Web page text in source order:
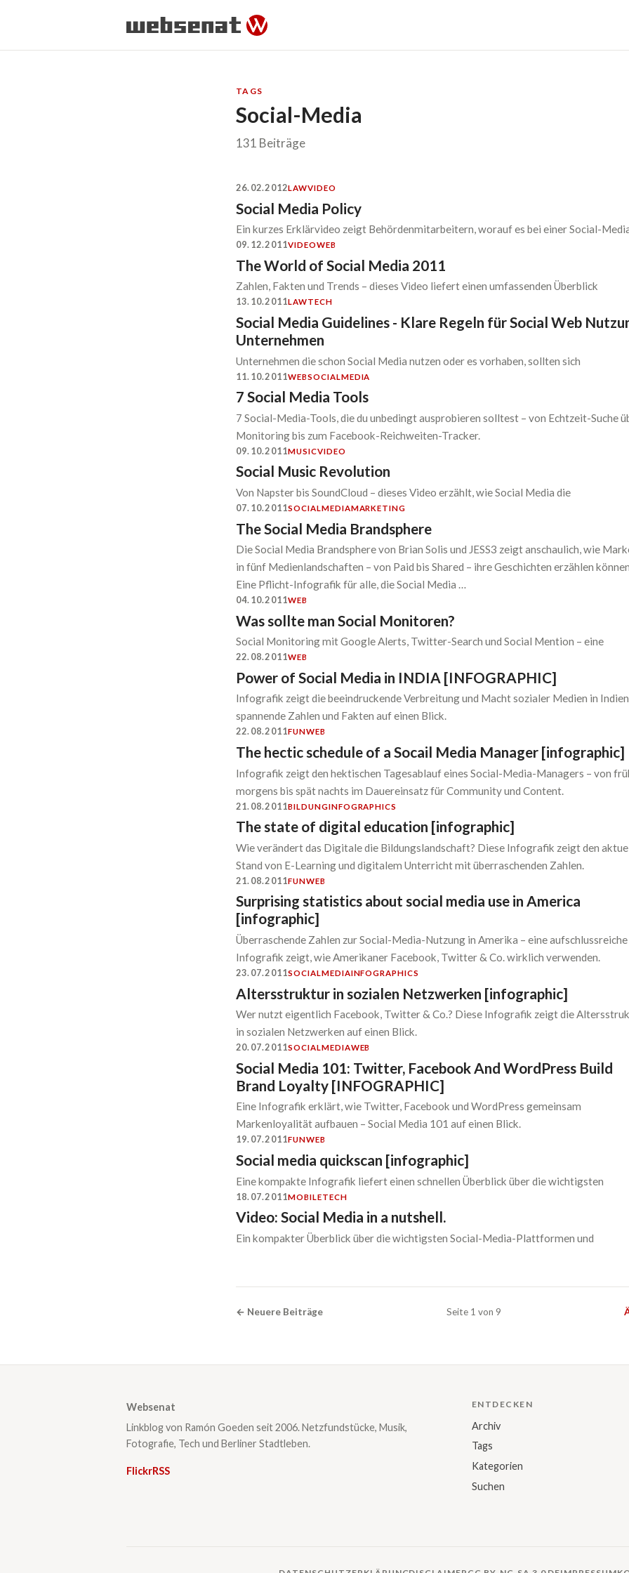
TAGS
Social-Media
131 Beiträge
26.02.2012LAWVIDEO
Social Media Policy
Ein kurzes Erklärvideo zeigt Behördenmitarbeitern, worauf es bei einer Social-
09.12.2011VIDEOWEB
The World of Social Media 2011
Zahlen, Fakten und Trends – dieses Video liefert einen umfassenden Überblick
13.10.2011LAWTECH
Social Media Guidelines - Klare Regeln für Social Web
Unternehmen
Unternehmen die schon Social Media nutzen oder es vorhaben, sollten sich
11.10.2011WEBSOCIALMEDIA
7 Social Media Tools
7 Social-Media-Tools, die du unbedingt ausprobieren solltest – von Echtzeit-Suche
Monitoring bis zum Facebook-Reichweiten-Tracker.
09.10.2011MUSICVIDEO
Social Music Revolution
Von Napster bis SoundCloud – dieses Video erzählt, wie Social Media die
07.10.2011SOCIALMEDIAMARKETING
The Social Media Brandsphere
Die Social Media Brandsphere von Brian Solis und JESS3 zeigt anschaulich, wie
in fünf Medienlandschaften – von Paid bis Shared – ihre Geschichten erzählen
Eine Pflicht-Infografik für alle, die Social Media …
04.10.2011WEB
Was sollte man Social Monitoren?
Social Monitoring mit Google Alerts, Twitter-Search und Social Mention – eine
22.08.2011WEB
Power of Social Media in INDIA [INFOGRAPHIC]
Infografik zeigt die beeindruckende Verbreitung und Macht sozialer Medien in
spannende Zahlen und Fakten auf einen Blick.
22.08.2011FUNWEB
The hectic schedule of a Socail Media Manager [infographic]
Infografik zeigt den hektischen Tagesablauf eines Social-Media-Managers – von
morgens bis spät nachts im Dauereinsatz für Community und Content.
21.08.2011BILDUNGINFOGRAPHICS
The state of digital education [infographic]
Wie verändert das Digitale die Bildungslandschaft? Diese Infografik zeigt den
Stand von E-Learning und digitalem Unterricht mit überraschenden Zahlen.
21.08.2011FUNWEB
Surprising statistics about social media use in America
[infographic]
Überraschende Zahlen zur Social-Media-Nutzung in Amerika – eine aufschlussreiche
Infografik zeigt, wie Amerikaner Facebook, Twitter & Co. wirklich verwenden.
23.07.2011SOCIALMEDIAINFOGRAPHICS
Altersstruktur in sozialen Netzwerken [infographic]
Wer nutzt eigentlich Facebook, Twitter & Co.? Diese Infografik zeigt die
in sozialen Netzwerken auf einen Blick.
20.07.2011SOCIALMEDIAWEB
Social Media 101: Twitter, Facebook And WordPress Build
Brand Loyalty [INFOGRAPHIC]
Eine Infografik erklärt, wie Twitter, Facebook und WordPress gemeinsam
Markenloyalität aufbauen – Social Media 101 auf einen Blick.
19.07.2011FUNWEB
Social media quickscan [infographic]
Eine kompakte Infografik liefert einen schnellen Überblick über die wichtigsten
18.07.2011MOBILETECH
Video: ‪Social Media in a nutshell.
Ein kompakter Überblick über die wichtigsten Social-Media-Plattformen und
← Neuere Beiträge Seite 1 von 9
Websenat
Linkblog von Ramón Goeden seit 2006. Netzfundstücke, Musik,
Fotografie, Tech und Berliner Stadtleben.
FlickrRSS
ENTDECKEN
Archiv
Tags
Kategorien
Suchen